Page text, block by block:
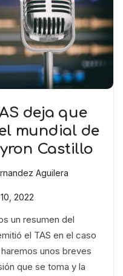
deja que
mundial de
Castillo
Aguilera
2022
un resumen del
el TAS en el caso
unos breves
que se toma y la